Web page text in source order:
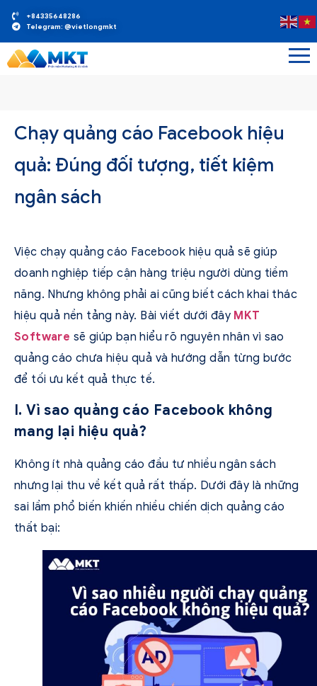
+84335648286
Telegram: @vietlongmkt
Chạy quảng cáo Facebook hiệu
quả: Đúng đối tượng, tiết kiệm
ngân sách
Việc chạy quảng cáo Facebook hiệu quả sẽ giúp
doanh nghiệp tiếp cận hàng triệu người dùng tiềm
năng. Nhưng không phải ai cũng biết cách khai thác
hiệu quả nền tảng này. Bài viết dưới đây MKT
Software sẽ giúp bạn hiểu rõ nguyên nhân vì sao
quảng cáo chưa hiệu quả và hướng dẫn từng bước
để tối ưu kết quả thực tế.
I. Vì sao quảng cáo Facebook không
mang lại hiệu quả?
Không ít nhà quảng cáo đầu tư nhiều ngân sách
nhưng lại thu về kết quả rất thấp. Dưới đây là những
sai lầm phổ biến khiến nhiều chiến dịch quảng cáo
thất bại: